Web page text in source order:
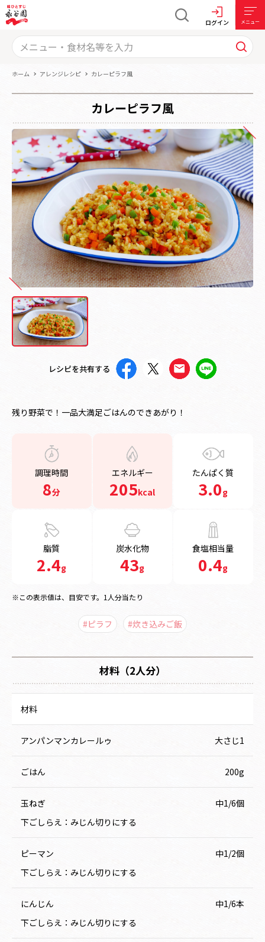
ログイン メニュー
ホーム アレンジレシピ カレーピラフ風
カレーピラフ風
レシピを共有する
残り野菜で！一品大満足ごはんのできあがり！
調理時間
8分
エネルギー
205kcal
たんぱく質
3.0g
脂質
2.4g
炭水化物
43g
食塩相当量
0.4g
※この表示値は、目安です。1人分当たり
#ピラフ #炊き込みご飯
材料（2人分）
材料
アンパンマンカレールゥ 大さじ1
ごはん 200g
玉ねぎ
中1/6個
下ごしらえ：みじん切りにする
ピーマン
中1/2個
下ごしらえ：みじん切りにする
にんじん
中1/6本
下ごしらえ：みじん切りにする